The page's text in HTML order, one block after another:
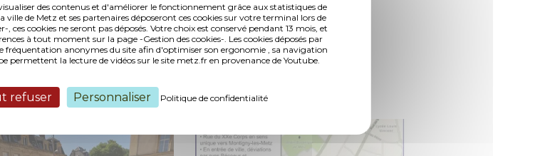
des contenus et d'améliorer le fonctionnement grâce aux statistiques de
de Metz et ses partenaires déposeront ces cookies sur votre terminal lors de
ces cookies ne seront pas déposés. Votre choix est conservé pendant 13 mois, et
à tout moment sur la page -Gestion des cookies-. Les cookies déposés par
anonymes du site afin d'optimiser son ergonomie , sa navigation
permettent la lecture de vidéos sur le site metz.fr en provenance de Youtube.
refuser Personnaliser Politique de confidentialité